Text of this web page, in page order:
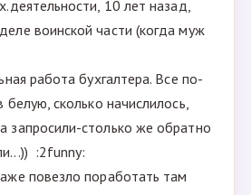
10 лет назад,
воинской части (когда муж
работа бухгалтера. Все по-
белую, сколько начислилось,
запросили-столько же обратно
:2funny:
повезло поработать там